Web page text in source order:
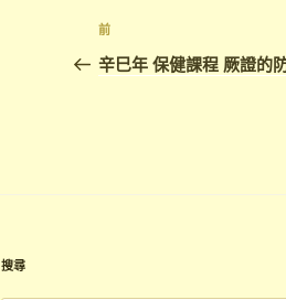
文
章
上
一
前
辛巳年 保健課程 厥證的
搜尋